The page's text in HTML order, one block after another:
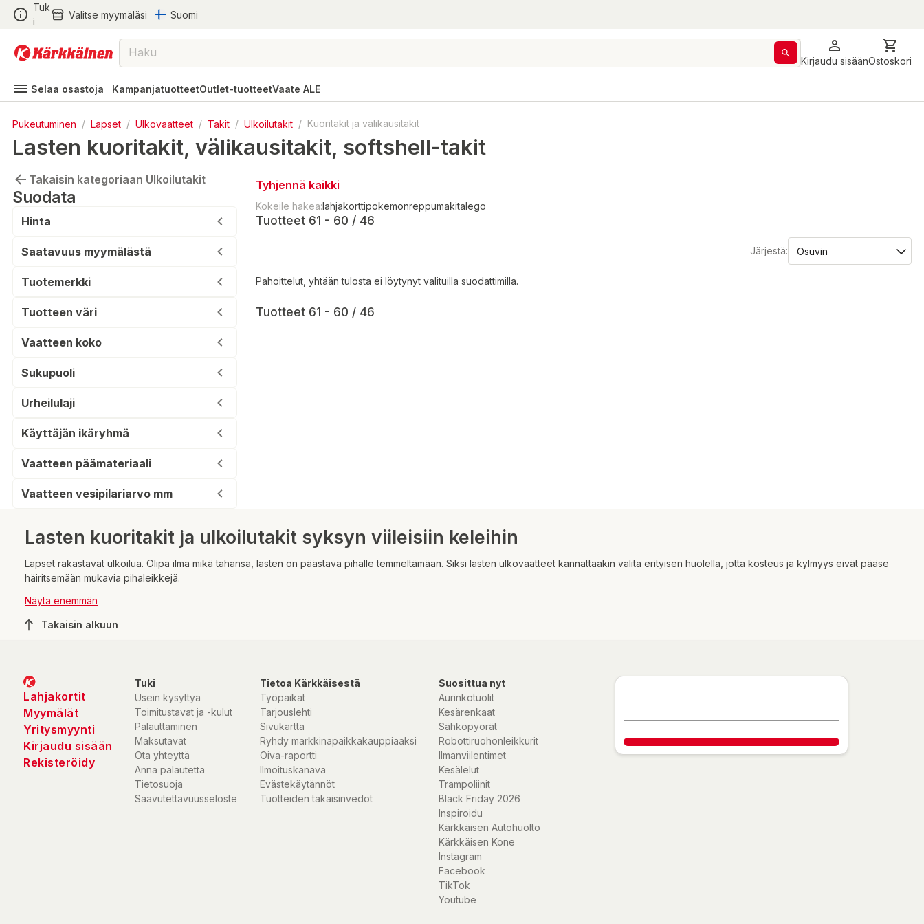
Tuk
i
Valitse myymäläsi Suomi
Kirjaudu sisäänOstoskori
Selaa osastoja KampanjatuotteetOutlet-tuotteetVaate ALE
Pukeutuminen / Lapset / Ulkovaatteet / Takit / Ulkoilutakit / Kuoritakit ja välikausitakit
Lasten kuoritakit, välikausitakit, softshell-takit
Takaisin kategoriaan Ulkoilutakit
Suodata
Hinta
Saatavuus myymälästä
Tuotemerkki
Tuotteen väri
Vaatteen koko
Sukupuoli
Urheilulaji
Käyttäjän ikäryhmä
Vaatteen päämateriaali
Vaatteen vesipilariarvo mm
Tyhjennä kaikki
Kokeile hakea:lahjakorttipokemonreppumakitalego
Tuotteet 61 - 60 / 46
Järjestä:
Pahoittelut, yhtään tulosta ei löytynyt valituilla suodattimilla.
Tuotteet 61 - 60 / 46
Lasten kuoritakit ja ulkoilutakit syksyn viileisiin keleihin
Lapset rakastavat ulkoilua. Olipa ilma mikä tahansa, lasten on päästävä pihalle temmeltämään. Siksi lasten ulkovaatteet kannattaakin valita erityisen huolella, jotta kosteus ja kylmyys eivät pääse
häiritsemään mukavia pihaleikkejä.
Näytä enemmän
Takaisin alkuun
Lahjakortit
Myymälät
Yritysmyynti
Kirjaudu sisään
Rekisteröidy
Tuki
Usein kysyttyä
Toimitustavat ja -kulut
Palauttaminen
Maksutavat
Ota yhteyttä
Anna palautetta
Tietosuoja
Saavutettavuusseloste
Tietoa Kärkkäisestä
Työpaikat
Tarjouslehti
Sivukartta
Ryhdy markkinapaikkakauppiaaksi
Oiva-raportti
Ilmoituskanava
Evästekäytännöt
Tuotteiden takaisinvedot
Suosittua nyt
Aurinkotuolit
Kesärenkaat
Sähköpyörät
Robottiruohonleikkurit
Ilmanviilentimet
Kesälelut
Trampoliinit
Black Friday 2026
Inspiroidu
Kärkkäisen Autohuolto
Kärkkäisen Kone
Instagram
Facebook
TikTok
Youtube